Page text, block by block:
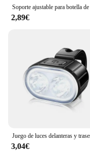
2,89€
3,04€